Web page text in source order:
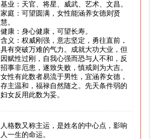
基业：天官、将星、威武、艺术、文昌。
家庭：可望圆满，女性能涵养女德则贤
慧。
健康：身心健康，可望长寿。
含义：权威刚强，意志坚定，勇往直前，
具有突破万难的气力。成就大功大业，但
因赋性过刚，自我心强而恐与人不和，反
招事非厄患，遂致失败，慎戒则为大吉。
女性有此数者易流于男性，宜涵养女德，
存主温和，福禄自然随之。先天条件弱的
妇女反用此数为妥。
人格数又称主运，是姓名的中心点，影响
人一生的命运。